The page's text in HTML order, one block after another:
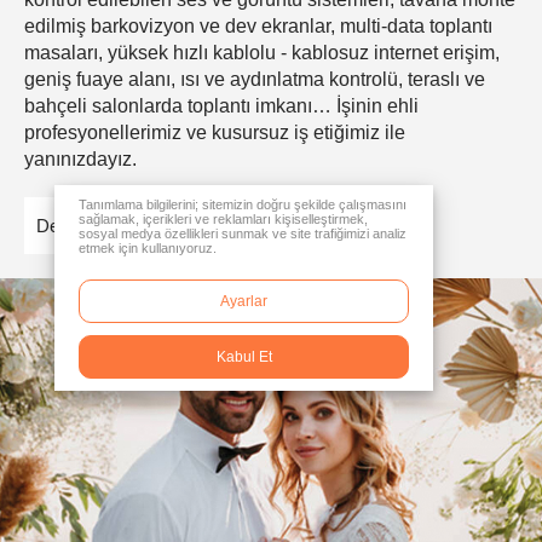
edilmiş barkovizyon ve dev ekranlar, multi-data toplantı
masaları, yüksek hızlı kablolu - kablosuz internet erişim,
geniş fuaye alanı, ısı ve aydınlatma kontrolü, teraslı ve
bahçeli salonlarda toplantı imkanı… İşinin ehli
profesyonellerimiz ve kusursuz iş etiğimiz ile
yanınızdayız.
Detaylar
Tanımlama bilgilerini; sitemizin doğru şekilde çalışmasını
sağlamak, içerikleri ve reklamları kişiselleştirmek,
sosyal medya özellikleri sunmak ve site trafiğimizi analiz
etmek için kullanıyoruz.
Ayarlar
Kabul Et